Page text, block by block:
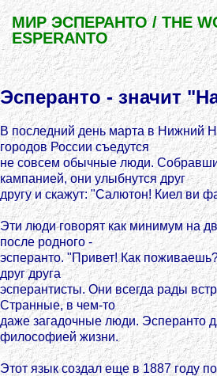
МИР ЭСПЕРАНТО / THE
ESPERANTO
Эсперанто - значит
В последний день марта в Нижний
городов России съедутся
не совсем обычные люди.
кампанией, они улыбнутся друг
другу и скажут: "Салютон! Киел ви
Эти люди говорят как минимум на
после родного -
эсперанто. "Привет! Как
друг друга
эсперантисты. Они всегда рады
Странные, в чем-то
даже загадочные люди. Эсперанто
философией жизни.
Этот язык создал еще в 1887 году